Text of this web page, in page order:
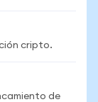
cripto.
de